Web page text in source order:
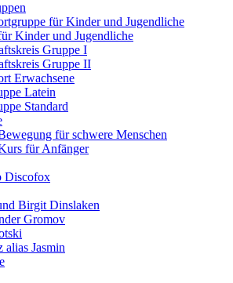
für Kinder und Jugendliche
Kinder und Jugendliche​
Gruppe I
Gruppe II
Erwachsene
Latein
Standard
für schwere Menschen​
für Anfänger
Discofox
Birgit Dinslaken
Gromov
alias Jasmin